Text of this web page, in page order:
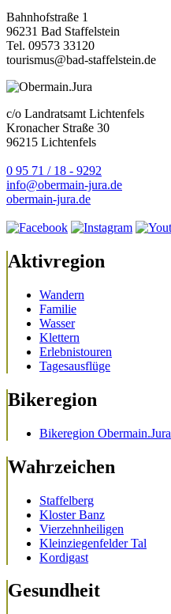
Bahnhofstraße 1
96231 Bad Staffelstein
Tel. 09573 33120
tourismus@bad-staffelstein.de
c/o Landratsamt Lichtenfels
Kronacher Straße 30
96215 Lichtenfels
0 95 71 / 18 - 9292
info@obermain-jura.de
obermain-jura.de
Aktivregion
Wandern
Familie
Wasser
Klettern
Erlebnistouren
Tagesausflüge
Bikeregion
Bikeregion Obermain.Jura
Wahrzeichen
Staffelberg
Kloster Banz
Vierzehnheiligen
Kleinziegenfelder Tal
Kordigast
Gesundheit